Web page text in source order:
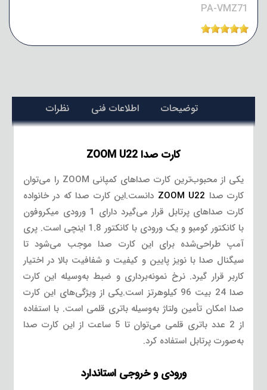
PA-VMZ71
توضیحات اطلاعات فنی نظرات
کارت صدا ZOOM U22
یکی از محبوب‌ترین کارت صداهای کمپانی ZOOM را می‌توان
کارت صدا ZOOM U22 دانست.این کارت صدا که در خانواده
کارت صداهای پرتابل قرار می‌گیرد دارای 1 ورودی میکروفون
با کانکتور کومبو و یک ورودی با کانکتور 1.8 اینچی است. پری
آمپ طراحی‌شده برای این کارت صدا موجب می‌شود تا
سیگنال صدا با نویز پایین و کیفیت و شفافیت بالا در اختیار
کاربر قرار گیرد. نرخ نمونه‌برداری و ضبط به‌وسیله این کارت
صدا 24 بیت 96 کیلوهرتز است.یکی از ویژگی‌های این کارت
صدا امکان تأمین ولتاژ به‌وسیله باتری قلمی است. با استفاده
از 2 عدد باتری قلمی می‌توان تا 5 ساعت از این کارت صدا
به‌صورت پرتابل استفاده کرد.
ورودی و خروجی استاندارد